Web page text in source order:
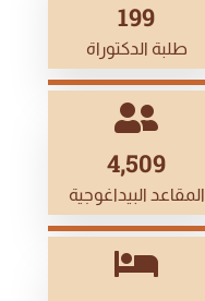
199
طلبة الدكتوراة
5,000
المقاعد البيداغوجية